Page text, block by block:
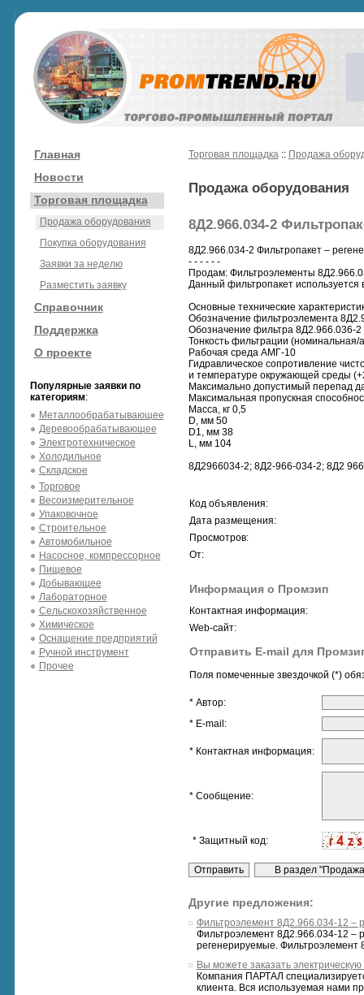
Главная
Новости
Торговая площадка
Продажа оборудования
Покупка оборудования
Заявки за неделю
Разместить заявку
Справочник
Поддержка
О проекте
Популярные заявки по
категориям:
Металлообрабатывающее
Деревообрабатывающее
Электротехническое
Холодильное
Складское
Торговое
Весоизмерительное
Упаковочное
Строительное
Автомобильное
Насосное, компрессорное
Пищевое
Добывающее
Лабораторное
Сельскохозяйственное
Химическое
Оснащение предприятий
Ручной инструмент
Прочее
Торговая площадка:: Продажа
Продажа оборудования
8Д2.966.034-2
8Д2.966.034-2 Фильтропакет –
- - - - - -
Продам: Фильтроэлементы
Данный фильтропакет
Основные технические
Обозначение фильтроэлемента
Обозначение фильтра 8Д2.966.036-2
Тонкость фильтрации (номинальная/
Рабочая среда АМГ-10
Гидравлическое сопротивление
и температуре окружающей среды
Максимально допустимый перепад
Максимальная пропускная
Масса, кг 0,5
D, мм 50
D1, мм 38
L, мм 104
8Д2966034-2; 8Д2-966-034-2; 8Д2
Код объявления:
Дата размещения:
Просмотров:
От:
Информация о Промзип
Контактная информация:
Web-сайт:
Отправить E-mail для
Поля помеченные звездочкой (*)
* Автор:
* E-mail:
* Контактная информация:
* Сообщение:
* Защитный код:
Другие предложения:
Фильтроэлемент 8Д2.966.034-12 –
Фильтроэлемент 8Д2.966.034-12 –
регенерируемые. Фильтроэлемент
Вы можете заказать
Компания ПАРТАЛ
клиента. Вся используемая нами